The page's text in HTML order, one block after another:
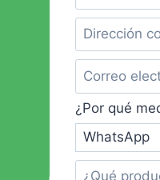
¿Por qué